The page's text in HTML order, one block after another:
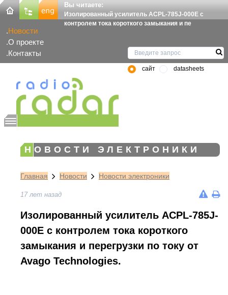
Вы читаете:
Изолированный усилитель ACPL-785J-000E с
контролем тока короткого замыкания и пе
Новости
О проекте
Контакты
сайт datasheets
НОВОСТИ ЭЛЕКТРОНИКИ
Главная Новости Новости электроники
17 лет назад
Изолированный усилитель ACPL-785J-
000E с контролем тока короткого
замыкания и перегрузки по току от
Avago Technologies.